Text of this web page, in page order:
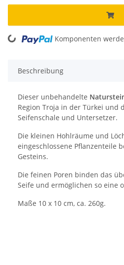
Loading... Komponenten
Beschreibung
Dieser unbehandelte
Region Troja in der Türkei und
Seifenschale und Untersetzer.
Die kleinen Hohlräume und
eingeschlossene Pflanzenteile
Gesteins.
Die feinen Poren binden das
Seife und ermöglichen so eine
Maße 10 x 10 cm, ca. 260g.